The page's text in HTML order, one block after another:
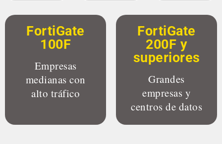
FortiGate
100F
Empresas
medianas con
alto tráfico
FortiGate
200F y
superiores
Grandes
empresas y
centros de datos